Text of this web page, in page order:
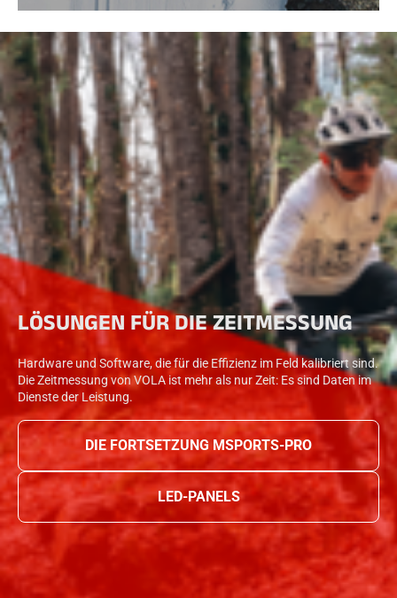
LÖSUNGEN FÜR DIE ZEITMESSUNG
Hardware und Software, die für die Effizienz im Feld kalibriert sind.
Die Zeitmessung von VOLA ist mehr als nur Zeit: Es sind Daten im
Dienste der Leistung.
DIE FORTSETZUNG MSPORTS-PRO
LED-PANELS